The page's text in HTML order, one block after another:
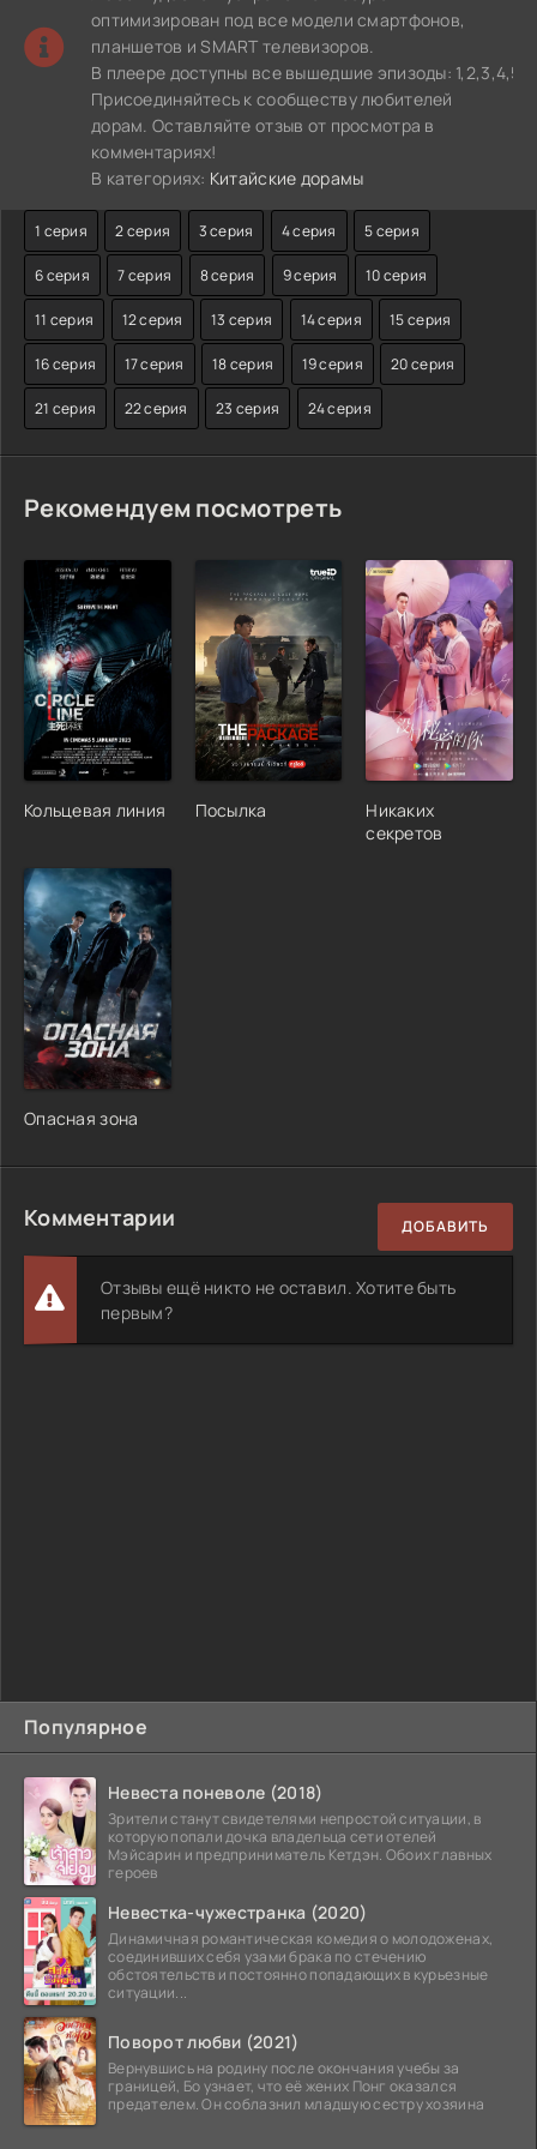
Популярное
Невеста поневоле (2018)
Зрители станут свидетелями непростой ситуации, в
которую попали дочка владельца сети отелей
Мэйсарин и предприниматель Кетдэн. Обоих главных
героев
Невестка-чужестранка (2020)
Динамичная романтическая комедия о молодоженах,
соединивших себя узами брака по стечению
обстоятельств и постоянно попадающих в курьезные
ситуации...
Поворот любви (2021)
Вернувшись на родину после окончания учебы за
границей, Бо узнает, что её жених Понг оказался
предателем. Он соблазнил младшую сестру хозяина
оптимизирован под все модели смартфонов,
планшетов и SMART телевизоров.
В плеере доступны все вышедшие эпизоды:
Присоединяйтесь к сообществу любителей
дорам. Оставляйте отзыв от просмотра в
комментариях!
В категориях: Китайские дорамы
1 серия 2 серия 3 серия 4 серия 5 серия
6 серия 7 серия 8 серия 9 серия 10 серия
11 серия 12 серия 13 серия 14 серия 15 серия
16 серия 17 серия 18 серия 19 серия 20 серия
21 серия 22 серия 23 серия 24 серия
Рекомендуем посмотреть
Кольцевая линия Посылка
Никаких
секретов
Опасная зона
Комментарии ДОБАВИТЬ
Отзывы ещё никто не оставил. Хотите быть
первым?